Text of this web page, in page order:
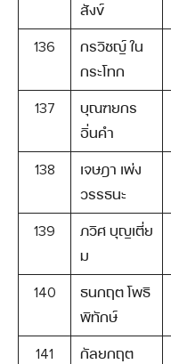
สังข์
136
กรวิชญ์ ใน
กระโทก
137
บุณฑยกร
อิ่นคำ
138
เจษฎา เพ่ง
วรรธนะ
139
ภวิศ บุญเตี่ย
ม
140
ธนกฤต โพธิ
พิทักษ์
141
กัลยกฤต